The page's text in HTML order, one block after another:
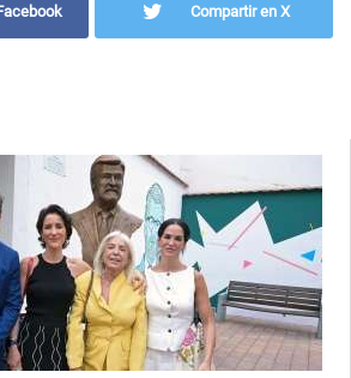
Compartir en X